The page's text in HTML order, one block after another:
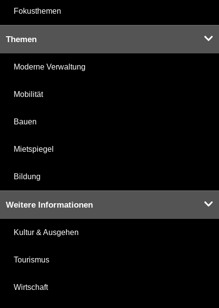
Fokusthemen
Themen
Moderne Verwaltung
Mobilität
Bauen
Mietspiegel
Bildung
Weitere Informationen
Kultur & Ausgehen
Tourismus
Wirtschaft